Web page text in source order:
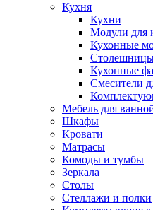
Кухня
Кухни
Модули для
Кухонные
Кухонные
Смесители
Мебель для
Шкафы
Кровати
Матрасы
Комоды и тумбы
Зеркала
Столы
Стеллажи и полки